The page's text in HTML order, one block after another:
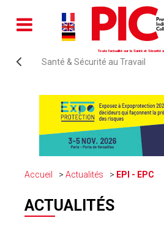
Toute l'actualité sur la Santé et Sécurité
Santé & Sécurité au Travail
Accueil Actualités EPI - EPC
ACTUALITÉS